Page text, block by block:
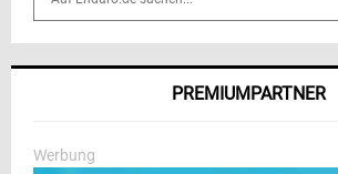
o
PREMIUMPARTNER
Werbung